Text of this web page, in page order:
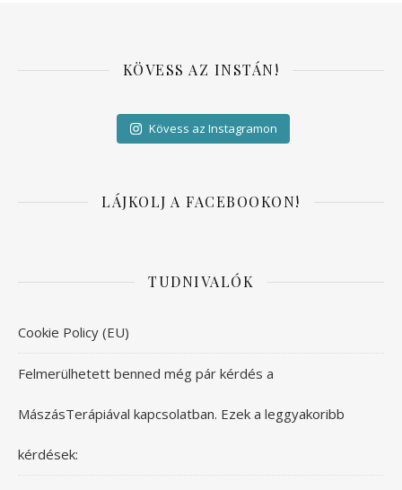
KÖVESS AZ INSTÁN!
Kövess az Instagramon
LÁJKOLJ A FACEBOOKON!
TUDNIVALÓK
Cookie Policy (EU)
Felmerülhetett benned még pár kérdés a
MászásTerápiával kapcsolatban. Ezek a leggyakoribb
kérdések: